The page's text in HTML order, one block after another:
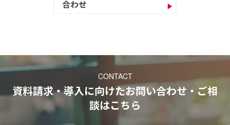
CONTACT
資料請求・導入に向けたお問い合わせ・ご相
談はこちら